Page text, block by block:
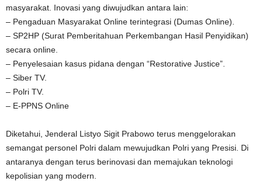
masyarakat. Inovasi yang diwujudkan antara lain:
– Pengaduan Masyarakat Online terintegrasi (Dumas Online).
– SP2HP (Surat Pemberitahuan Perkembangan Hasil Penyidikan)
secara online.
– Penyelesaian kasus pidana dengan “Restorative Justice”.
– Siber TV.
– Polri TV.
– E-PPNS Online
Diketahui, Jenderal Listyo Sigit Prabowo terus menggelorakan
semangat personel Polri dalam mewujudkan Polri yang Presisi. Di
antaranya dengan terus berinovasi dan memajukan teknologi
kepolisian yang modern.